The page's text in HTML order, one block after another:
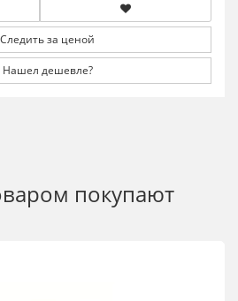
Следить за ценой
Нашел дешевле?
покупают